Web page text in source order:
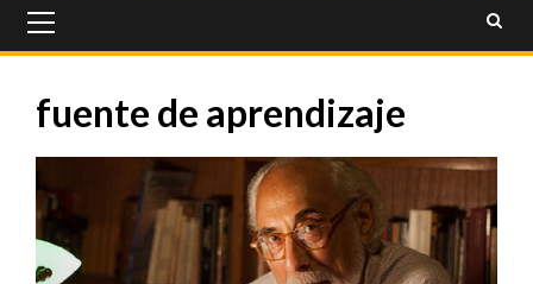
Menu
fuente de aprendizaje